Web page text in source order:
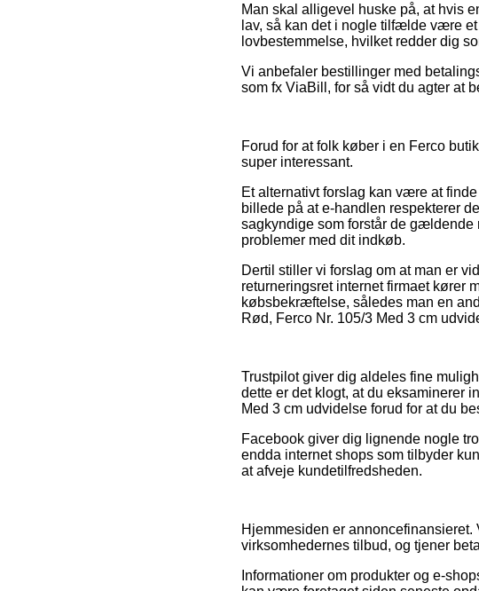
Man skal alligevel huske på, at hvis
lav, så kan det i nogle tilfælde være
lovbestemmelse, hvilket redder dig
Vi anbefaler bestillinger med
som fx ViaBill, for så vidt du agter at
Forud for at folk køber i en Ferco
super interessant.
Et alternativt forslag kan være at
billede på at e-handlen respekterer
sagkyndige som forstår de gældende
problemer med dit indkøb.
Dertil stiller vi forslag om at man er
returneringsret internet firmaet kører
købsbekræftelse, således man en
Rød, Ferco Nr. 105/3 Med 3 cm
Trustpilot giver dig aldeles fine
dette er det klogt, at du eksaminerer
Med 3 cm udvidelse forud for at du
Facebook giver dig lignende nogle
endda internet shops som tilbyder
at afveje kundetilfredsheden.
Hjemmesiden er
virksomhedernes tilbud, og tjener
Informationer om produkter og e-